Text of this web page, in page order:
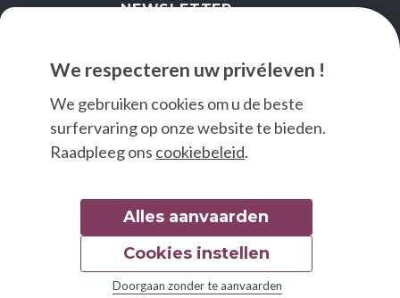
We respecteren uw privéleven !
We gebruiken cookies om u de beste
surfervaring op onze website te bieden.
Raadpleeg ons cookiebeleid.
Alles aanvaarden
Doorgaan zonder te aanvaarden
Cookies instellen
NEWSLETTER
© 2026 Good Food
Wettelijke bepalingen